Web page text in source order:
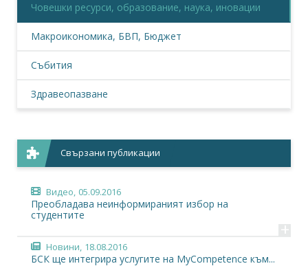
Човешки ресурси, образование, наука, иновации
Макроикономика, БВП, Бюджет
Събития
Здравеопазване
Свързани публикации
Видео, 05.09.2016
Преобладава неинформираният избор на
студентите
+
Новини, 18.08.2016
БСК ще интегрира услугите на MyCompetence към...